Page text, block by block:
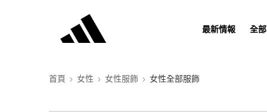
最新情報 全
首頁 女性 女性服飾 女性全部服飾